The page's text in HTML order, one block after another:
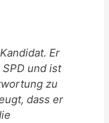
Er
und ist
zu
dass er